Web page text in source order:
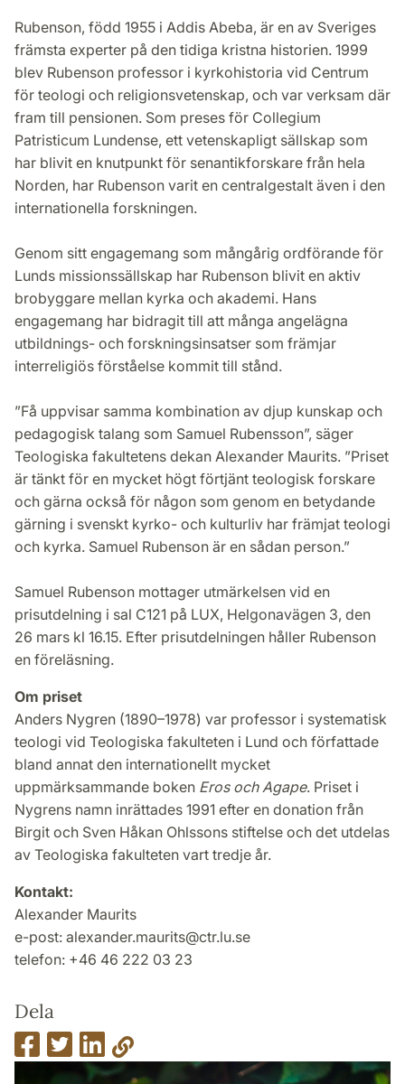
Rubenson, född 1955 i Addis Abeba, är en av Sveriges
främsta experter på den tidiga kristna historien. 1999
blev Rubenson professor i kyrkohistoria vid Centrum
för teologi och religionsvetenskap, och var verksam där
fram till pensionen. Som preses för Collegium
Patristicum Lundense, ett vetenskapligt sällskap som
har blivit en knutpunkt för senantikforskare från hela
Norden, har Rubenson varit en centralgestalt även i den
internationella forskningen.
Genom sitt engagemang som mångårig ordförande för
Lunds missionssällskap har Rubenson blivit en aktiv
brobyggare mellan kyrka och akademi. Hans
engagemang har bidragit till att många angelägna
utbildnings- och forskningsinsatser som främjar
interreligiös förståelse kommit till stånd.
”Få uppvisar samma kombination av djup kunskap och
pedagogisk talang som Samuel Rubensson”, säger
Teologiska fakultetens dekan Alexander Maurits. ”Priset
är tänkt för en mycket högt förtjänt teologisk forskare
och gärna också för någon som genom en betydande
gärning i svenskt kyrko- och kulturliv har främjat teologi
och kyrka. Samuel Rubenson är en sådan person.”
Samuel Rubenson mottager utmärkelsen vid en
prisutdelning i sal C121 på LUX, Helgonavägen 3, den
26 mars kl 16.15. Efter prisutdelningen håller Rubenson
en föreläsning.
Om priset
Anders Nygren (1890–1978) var professor i systematisk
teologi vid Teologiska fakulteten i Lund och författade
bland annat den internationellt mycket
uppmärksammande boken Eros och Agape. Priset i
Nygrens namn inrättades 1991 efter en donation från
Birgit och Sven Håkan Ohlssons stiftelse och det utdelas
av Teologiska fakulteten vart tredje år.
Kontakt:
Alexander Maurits
e-post: alexander.maurits@ctr.lu.se
telefon: +46 46 222 03 23
Dela